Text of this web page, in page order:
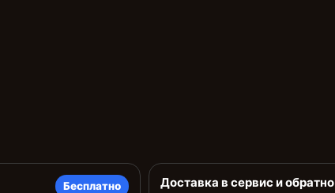
Бесплатно Доставка в сервис и обратно